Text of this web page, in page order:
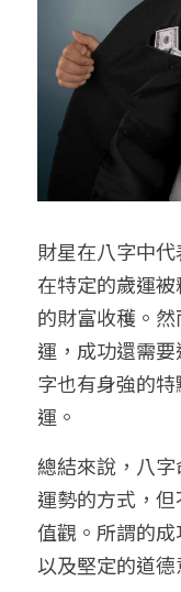
財星在八字中
在特定的歲運
的財富收穫。
運，成功還需
字也有身強的
運。
總結來說，八
運勢的方式，
值觀。所謂的
以及堅定的道